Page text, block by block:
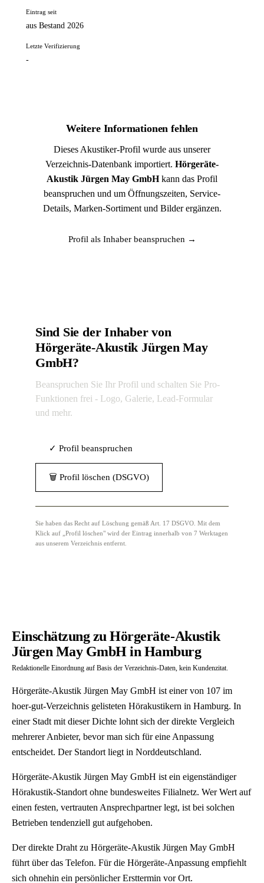
Eintrag seit
aus Bestand 2026
Letzte Verifizierung
-
Weitere Informationen fehlen
Dieses Akustiker-Profil wurde aus unserer
Verzeichnis-Datenbank importiert. Hörgeräte-
Akustik Jürgen May GmbHkann das Profil
beanspruchen und um Öffnungszeiten, Service-
Details, Marken-Sortiment und Bilder ergänzen.
Profil als Inhaber beanspruchen →
Sind Sie der Inhaber von
Hörgeräte-Akustik Jürgen May
GmbH?
Beanspruchen Sie Ihr Profil und schalten Sie Pro-
Funktionen frei - Logo, Galerie, Lead-Formular
und mehr.
✓ Profil beanspruchen
🗑 Profil löschen (DSGVO)
Sie haben das Recht auf Löschung gemäß Art. 17 DSGVO. Mit dem
Klick auf „Profil löschen" wird der Eintrag innerhalb von 7 Werktagen
aus unserem Verzeichnis entfernt.
Einschätzung zu Hörgeräte-Akustik
Jürgen May GmbH in Hamburg
Redaktionelle Einordnung auf Basis der Verzeichnis-Daten, kein Kundenzitat.
Hörgeräte-Akustik Jürgen May GmbH ist einer von 107 im
hoer-gut-Verzeichnis gelisteten Hörakustikern in Hamburg. In
einer Stadt mit dieser Dichte lohnt sich der direkte Vergleich
mehrerer Anbieter, bevor man sich für eine Anpassung
entscheidet. Der Standort liegt in Norddeutschland.
Hörgeräte-Akustik Jürgen May GmbH ist ein eigenständiger
Hörakustik-Standort ohne bundesweites Filialnetz. Wer Wert auf
einen festen, vertrauten Ansprechpartner legt, ist bei solchen
Betrieben tendenziell gut aufgehoben.
Der direkte Draht zu Hörgeräte-Akustik Jürgen May GmbH
führt über das Telefon. Für die Hörgeräte-Anpassung empfiehlt
sich ohnehin ein persönlicher Ersttermin vor Ort.